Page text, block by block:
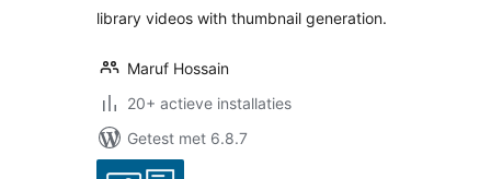
library videos with thumbnail generation.
Maruf Hossain
20+ actieve installaties
Getest met 6.8.7